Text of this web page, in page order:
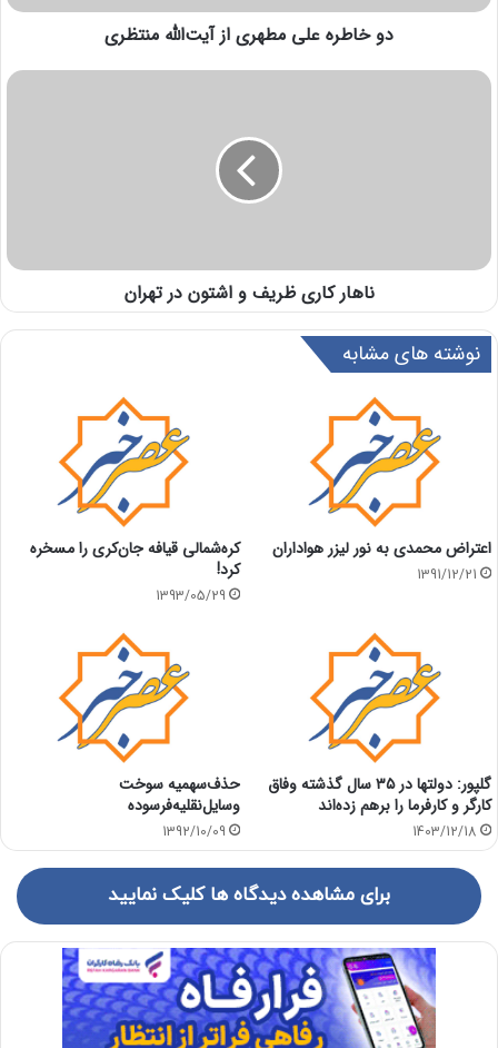
دو خاطره علی مطهری از آیت‌الله منتظری
ناهار کاری ظریف و اشتون در تهران
نوشته های مشابه
اعتراض محمدی به نور لیزر هواداران
1391/12/21
کره‌شمالی قیافه جان‌کری را مسخره
کرد!
1393/05/29
گلپور: دولتها در ۳۵ سال گذشته وفاق
کارگر و کارفرما را برهم زده‌اند
1403/12/18
حذف‌سهمیه سوخت
وسایل‌نقلیه‌فرسوده
1392/10/09
برای مشاهده دیدگاه ها کلیک نمایید